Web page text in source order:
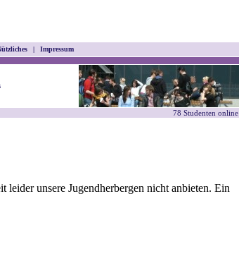
| Impressum
78 Studenten online
unsere Jugendherbergen nicht anbieten. Ein